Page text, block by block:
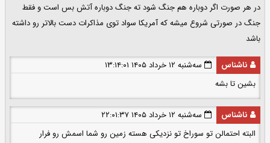
در هر صورت اگر دوباره هم جنگ شود ته جنگ دوباره آتش بس است و فقط
جنگ در صورتی شروع میشه که آمریکا سواد توی مذاکرات دست بالاتر رو داشته
باشد
ناشناس
سه‌شنبه ۱۲ خرداد ۱۴۰۵ ۱۳:۱۴:۰۱
بشین تا بشه
ناشناس
سه‌شنبه ۱۲ خرداد ۱۴۰۵ ۲۲:۰۱:۳۷
البته احتمالن تو سوراخ تو نزدیکی هسته زمین رو شما اسمش رو فرار